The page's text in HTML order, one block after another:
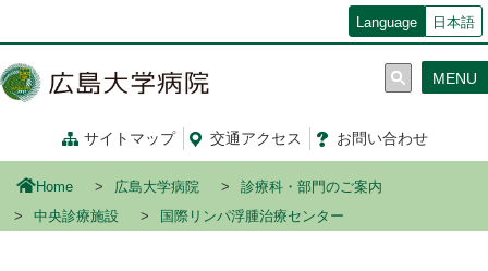
コ
ン
移
Language 日本語
サイトマップ 交通アクセス お問い合わせ
MENU
Home 広島大学病院
診療科・部門のご案内
中央診療施設
国際リンパ浮腫治療センター